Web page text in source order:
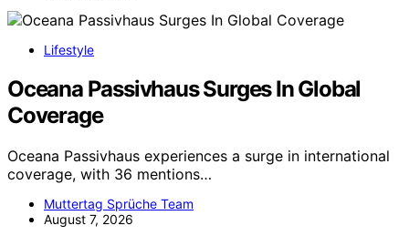
Lifestyle
Oceana Passivhaus Surges In Global
Coverage
Oceana Passivhaus experiences a surge in international
coverage, with 36 mentions…
Muttertag Sprüche Team
August 7, 2026